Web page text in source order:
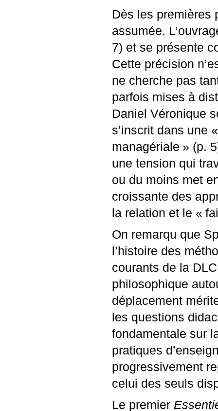
Dès les premières
assumée.
7) et se présente
Cette précision
ne cherche pas
parfois mises à
Daniel Véronique
s’inscrit dans une «
managériale » (p.
une tension qui
ou du moins met
croissante des
la relation et le «
On remarqu que
l’histoire des
courants de la DLC
philosophique
déplacement
les questions
fondamentale sur
pratiques
progressivement
celui des seuls
Le premier